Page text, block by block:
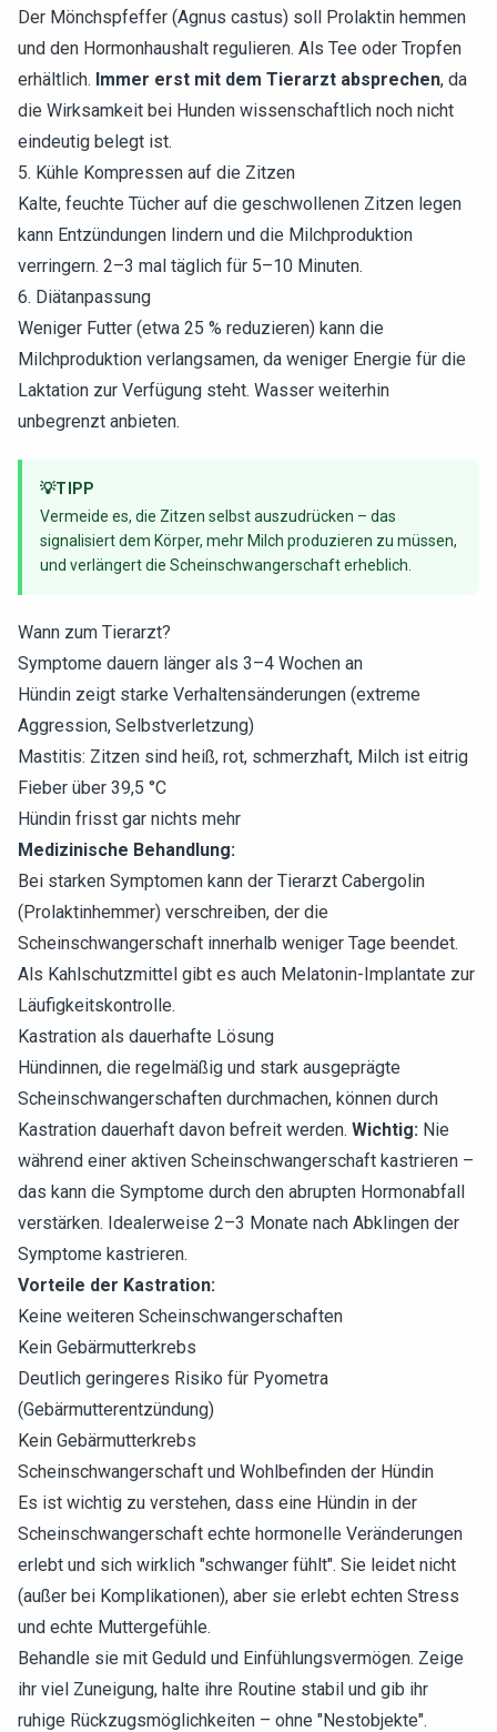
Der Mönchspfeffer (Agnus castus) soll Prolaktin hemmen
und den Hormonhaushalt regulieren. Als Tee oder Tropfen
erhältlich. Immer erst mit dem Tierarzt absprechen, da
die Wirksamkeit bei Hunden wissenschaftlich noch nicht
eindeutig belegt ist.
5. Kühle Kompressen auf die Zitzen
Kalte, feuchte Tücher auf die geschwollenen Zitzen legen
kann Entzündungen lindern und die Milchproduktion
verringern. 2–3 mal täglich für 5–10 Minuten.
6. Diätanpassung
Weniger Futter (etwa 25 % reduzieren) kann die
Milchproduktion verlangsamen, da weniger Energie für die
Laktation zur Verfügung steht. Wasser weiterhin
unbegrenzt anbieten.
💡TIPP
Vermeide es, die Zitzen selbst auszudrücken – das
signalisiert dem Körper, mehr Milch produzieren zu müssen,
und verlängert die Scheinschwangerschaft erheblich.
Wann zum Tierarzt?
Symptome dauern länger als 3–4 Wochen an
Hündin zeigt starke Verhaltensänderungen (extreme
Aggression, Selbstverletzung)
Mastitis: Zitzen sind heiß, rot, schmerzhaft, Milch ist eitrig
Fieber über 39,5 °C
Hündin frisst gar nichts mehr
Medizinische Behandlung:
Bei starken Symptomen kann der Tierarzt Cabergolin
(Prolaktinhemmer) verschreiben, der die
Scheinschwangerschaft innerhalb weniger Tage beendet.
Als Kahlschutzmittel gibt es auch Melatonin-Implantate zur
Läufigkeitskontrolle.
Kastration als dauerhafte Lösung
Hündinnen, die regelmäßig und stark ausgeprägte
Scheinschwangerschaften durchmachen, können durch
Kastration dauerhaft davon befreit werden. Wichtig: Nie
während einer aktiven Scheinschwangerschaft kastrieren –
das kann die Symptome durch den abrupten Hormonabfall
verstärken. Idealerweise 2–3 Monate nach Abklingen der
Symptome kastrieren.
Vorteile der Kastration:
Keine weiteren Scheinschwangerschaften
Kein Gebärmutterkrebs
Deutlich geringeres Risiko für Pyometra
(Gebärmutterentzündung)
Kein Gebärmutterkrebs
Scheinschwangerschaft und Wohlbefinden der Hündin
Es ist wichtig zu verstehen, dass eine Hündin in der
Scheinschwangerschaft echte hormonelle Veränderungen
erlebt und sich wirklich "schwanger fühlt". Sie leidet nicht
(außer bei Komplikationen), aber sie erlebt echten Stress
und echte Muttergefühle.
Behandle sie mit Geduld und Einfühlungsvermögen. Zeige
ihr viel Zuneigung, halte ihre Routine stabil und gib ihr
ruhige Rückzugsmöglichkeiten – ohne "Nestobjekte".